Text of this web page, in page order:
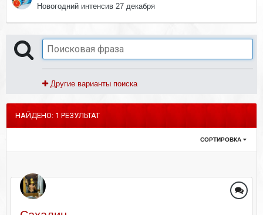
Новогодний интенсив 27 декабря
Другие варианты поиска
НАЙДЕНО: 1 РЕЗУЛЬТАТ
СОРТИРОВКА